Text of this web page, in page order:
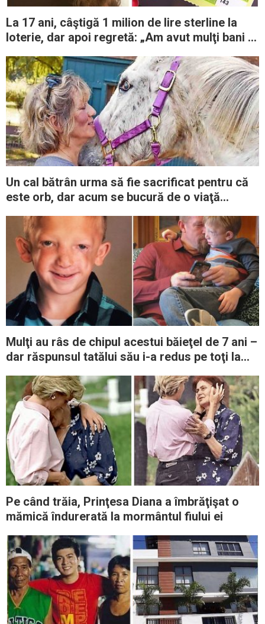
La 17 ani, câştigă 1 milion de lire sterline la
loterie, dar apoi regretă: „Am avut mulţi bani şi
Un cal bătrân urma să fie sacrificat pentru că
este orb, dar acum se bucură de o viaţă
Mulţi au râs de chipul acestui băieţel de 7 ani –
dar răspunsul tatălui său i-a redus pe toţi la
Pe când trăia, Prinţesa Diana a îmbrăţişat o
mămică îndurerată la mormântul fiului ei